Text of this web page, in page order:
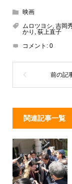
a
d
s
映画
ムロツヨシ, 吉岡
かり , 荻上直子
コメント: 0
関連記事一覧